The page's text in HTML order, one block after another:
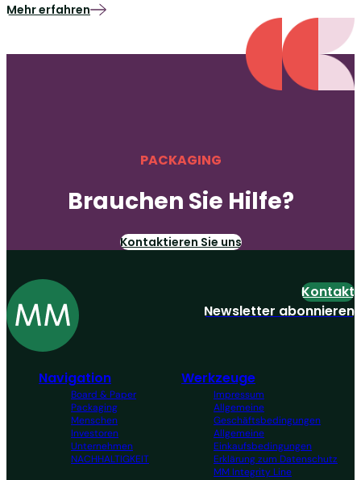
Mehr erfahren
PACKAGING
Brauchen Sie Hilfe?
Kontaktieren Sie uns
Navigation
Board & Paper
Packaging
Menschen
Investoren
Unternehmen
NACHHALTIGKEIT
Werkzeuge
Impressum
Allgemeine
Geschäftsbedingungen
Allgemeine
Einkaufsbedingungen
Erklärung zum Datenschutz
MM Integrity Line
Kontakt
Newsletter abonnieren